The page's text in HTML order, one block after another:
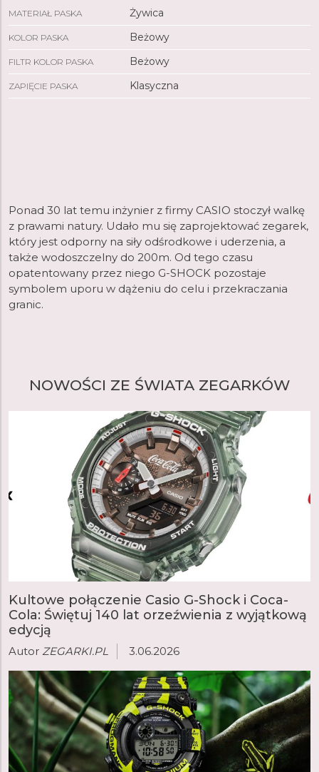
MATERIAŁ PASKA Żywica
KOLOR PASKA Beżowy
FILTR KOLOR PASKA Beżowy
ZAPIĘCIE PASKA Klasyczna
Ponad 30 lat temu inżynier z firmy CASIO stoczył walkę
z prawami natury. Udało mu się zaprojektować zegarek,
który jest odporny na siły odśrodkowe i uderzenia, a
także wodoszczelny do 200m. Od tego czasu
opatentowany przez niego G-SHOCK pozostaje
symbolem uporu w dążeniu do celu i przekraczania
granic.
NOWOŚCI ZE ŚWIATA ZEGARKÓW
Kultowe połączenie Casio G-Shock i Coca-
Cola: Świętuj 140 lat orzeźwienia z wyjątkową
edycją
Autor ZEGARKI.PL 3.06.2026